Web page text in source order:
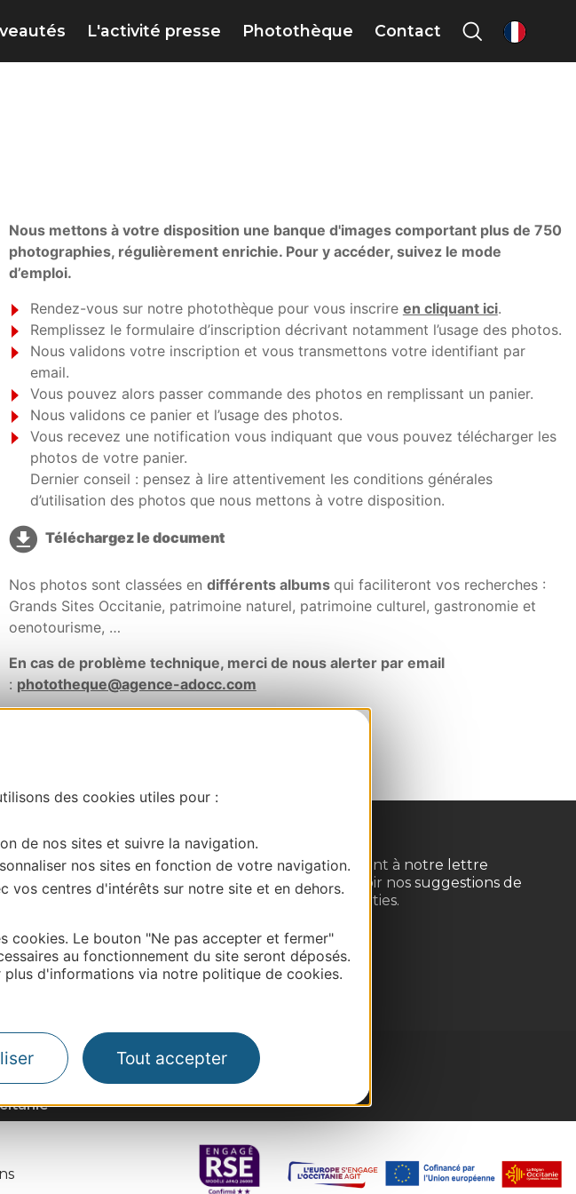
des cookies utiles pour :
de nos sites et suivre la navigation.
nos sites en fonction de votre navigation.
vos centres d'intérêts sur notre site et en dehors.
cookies. Le bouton "Ne pas accepter et fermer"
au fonctionnement du site seront déposés.
d'informations via notre politique de cookies.
Tout accepter
L'activité presse Photothèque Contact fr
Nous mettons à votre disposition une banque d'images comportant plus de 750
photographies, régulièrement enrichie. Pour y accéder, suivez le mode
d’emploi.
Rendez-vous sur notre photothèque pour vous inscrire en cliquant ici.
Remplissez le formulaire d’inscription décrivant notamment l’usage des photos.
Nous validons votre inscription et vous transmettons votre identifiant par
email.
Vous pouvez alors passer commande des photos en remplissant un panier.
Nous validons ce panier et l’usage des photos.
Vous recevez une notification vous indiquant que vous pouvez télécharger les
photos de votre panier.
Dernier conseil : pensez à lire attentivement les conditions générales
d’utilisation des photos que nous mettons à votre disposition.
Téléchargez le document
Nos photos sont classées en différents albums qui faciliteront vos recherches :
Grands Sites Occitanie, patrimoine naturel, patrimoine culturel, gastronomie et
oenotourisme, …
En cas de problème technique, merci de nous alerter par email
: phototheque@agence-adocc.com
Inscrivez-vous gratuitement à notre lettre
d'information pour recevoir nos suggestions de
séjours, de visites et de sorties.
Je m'abonne